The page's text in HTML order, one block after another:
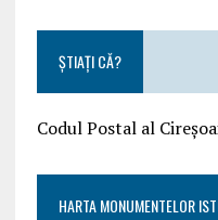
ȘTIAȚI CĂ?
Codul Postal al
HARTA MONUMENTELOR